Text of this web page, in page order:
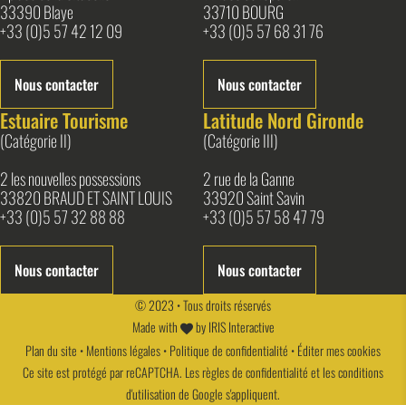
33390 Blaye
+33 (0)5 57 42 12 09
Nous contacter
33710 BOURG
+33 (0)5 57 68 31 76
Nous contacter
Estuaire Tourisme
(Catégorie II)
2 les nouvelles possessions
33820 BRAUD ET SAINT LOUIS
+33 (0)5 57 32 88 88
Nous contacter
Latitude Nord Gironde
(Catégorie III)
2 rue de la Ganne
33920 Saint Savin
+33 (0)5 57 58 47 79
Nous contacter
© 2023 • Tous droits réservés
Made with
byIRIS Interactive
Plan du site •Mentions légales•Politique de confidentialité •Éditer mes cookies
Ce site est protégé par reCAPTCHA. Lesrègles de confidentialitéet lesconditions
d'utilisationde Google s'appliquent.